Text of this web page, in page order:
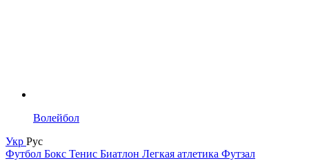
Волейбол
Укр Рус
Футбол Бокс Тенис Биатлон Легкая атлетика Футзал